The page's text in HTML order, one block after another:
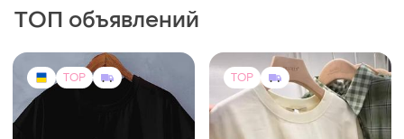
ТОП объявлений
TOP TOP